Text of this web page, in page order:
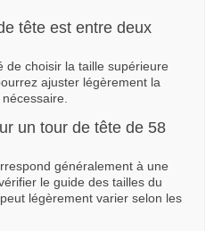
tête est entre deux
de choisir la taille supérieure
ajuster légèrement la
un tour de tête de 58
généralement à une
le guide des tailles du
légèrement varier selon les